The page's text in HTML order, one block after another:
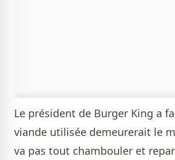
Le président de Burger King a
viande utilisée demeurerait le
va pas tout chambouler et